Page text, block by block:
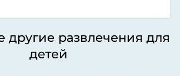
другие развлечения для
детей